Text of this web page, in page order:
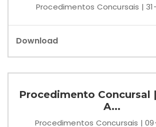
Procedimentos Concursais |
Download
Procedimento Concursal
A...
Procedimentos Concursais |